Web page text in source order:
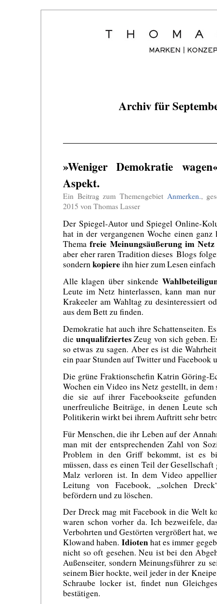
Archiv für
»Weniger Demokratie
Aspekt.
Ein Beitrag zum Themengebiet Anmerken.,
2015 von Thomas Lasser
Der Spiegel-Autor und Spiegel Online-
hat in der vergangenen Woche einen ganz
Themafreie Meinungsäußerung im Netz
aber eher raren Tradition dieses Blogs
sondernkopiereihn hier zum Lesen
Alle klagen über sinkende
Leute im Netz hinterlassen, kann man
Krakeeler am Wahltag zu desinteressiert
aus dem Bett zu finden.
Demokratie hat auch ihre Schattenseiten.
die unqualifziertesZeug von sich geben.
so etwas zu sagen. Aber es ist die
ein paar Stunden auf Twitter und Facebook
Die grüne Fraktionschefin Katrin Göring-
Wochen ein Video ins Netz gestellt, in dem
die sie auf ihrer Facebookseite
unerfreuliche Beiträge, in denen Leute
Politikerin wirkt bei ihrem Auftritt sehr
Für Menschen, die ihr Leben auf der
man mit der entsprechenden Zahl von
Problem in den Griff bekommt, ist es
müssen, dass es einen Teil der
Malz verloren ist. In dem Video
Leitung von Facebook, „solchen
befördern und zu löschen.
Der Dreck mag mit Facebook in die Welt
waren schon vorher da. Ich bezweifele,
Verbohrten und Gestörten vergrößert hat,
Klowand haben. Idiotenhat es immer
nicht so oft gesehen. Neu ist bei den
Außenseiter, sondern Meinungsführer zu
seinem Bier hockte, weil jeder in der
Schraube locker ist, findet nun
bestätigen.